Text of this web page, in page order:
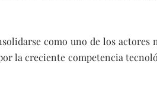
como uno de los actores
la creciente competencia